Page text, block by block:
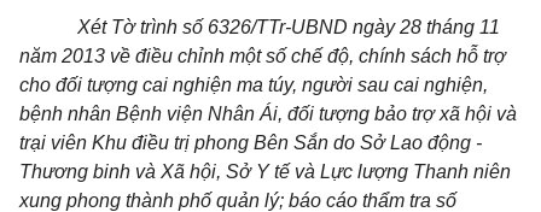
Xét Tờ trình số 6326/TTr-UBND ngày 28 tháng 11
năm 2013 về điều chỉnh một số chế độ, chính sách hỗ trợ
cho đối tượng cai nghiện ma túy, người sau cai nghiện,
bệnh nhân Bệnh viện Nhân Ái, đối tượng bảo trợ xã hội và
trại viên Khu điều trị phong Bên Sắn do Sở Lao động -
Thương binh và Xã hội, Sở Y tế và Lực lượng Thanh niên
xung phong thành phố quản lý; báo cáo thẩm tra số